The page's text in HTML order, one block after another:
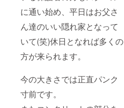
に通い始め、平日はお父さ
ん達のいい隠れ家となって
いて(笑)休日となれば多くの
方が来られます。
今の大きさでは正直パンク
寸前です。